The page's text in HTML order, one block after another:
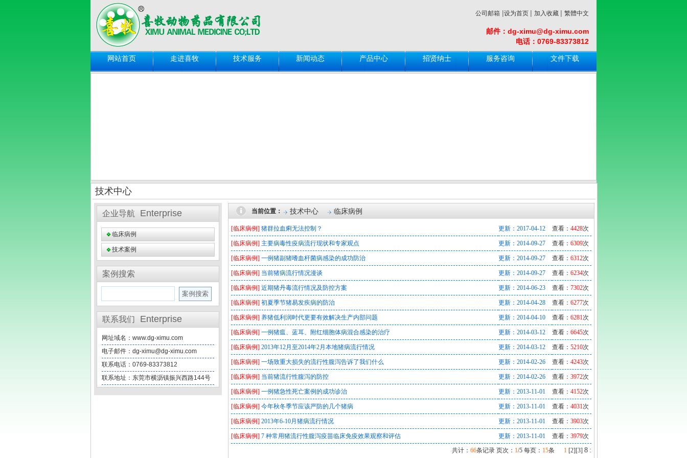
公司邮箱 |设为首页 | 加入收藏 | 繁體中文
邮件：dg-ximu@dg-ximu.com
电话：0769-83373812
网站首页 走进喜牧 技术服务 新闻动态 产品中心 招贤纳士 服务咨询 文件下载
技术中心
企业导航 Enterprise
临床病例
技术案例
案例搜索
联系我们 Enterprise
网址域名：www.dg-ximu.com
电子邮件：dg-ximu@dg-ximu.com
联系电话：0769-83373812
联系地址：东莞市横沥镇振兴西路144号
当前位置： 技术中心 临床病例
[临床病例] 猪群拉血痢无法控制？ 更新：2017-04-12 查看： 4428次
[临床病例] 主要病毒性疫病流行现状和专家观点 更新：2014-09-27 查看： 6309次
[临床病例] 一例猪副猪嗜血杆菌病感染的成功防治 更新：2014-09-27 查看： 6312次
[临床病例] 当前猪病流行情况漫谈 更新：2014-09-27 查看： 6234次
[临床病例] 近期猪丹毒流行情况及防控方案 更新：2014-06-23 查看： 7302次
[临床病例] 初夏季节猪易发疾病的防治 更新：2014-04-28 查看： 6277次
[临床病例] 养猪低利润时代更要有效解决生产内部问题 更新：2014-04-10 查看： 6281次
[临床病例] 一例猪瘟、蓝耳、附红细胞体病混合感染的治疗 更新：2014-03-12 查看： 6645次
[临床病例] 2013年12月至2014年2月本地猪病流行情况 更新：2014-03-12 查看： 5210次
[临床病例] 一场致重大损失的流行性腹泻告诉了我们什么 更新：2014-02-26 查看： 4243次
[临床病例] 当前猪流行性腹泻的防控 更新：2014-02-26 查看： 3972次
[临床病例] 一例猪急性死亡案例的成功诊治 更新：2013-11-01 查看： 4152次
[临床病例] 今年秋冬季节应该严防的几个猪病 更新：2013-11-01 查看： 4031次
[临床病例] 2013年6-10月猪病流行情况 更新：2013-11-01 查看： 3903次
[临床病例] 7 种常用猪流行性腹泻疫苗临床免疫效果观察和评估 更新：2013-11-01 查看： 3979次
共计： 66条记录 页次： 1/5 每页： 15条 1 [2][3] 8 :